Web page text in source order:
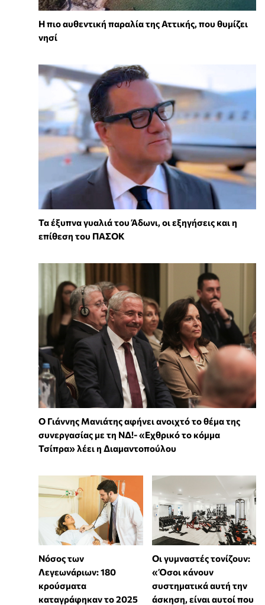
Η πιο αυθεντική παραλία της Αττικής, που θυμίζει
νησί
Τα έξυπνα γυαλιά του Άδωνι, οι εξηγήσεις και η
επίθεση του ΠΑΣΟΚ
Ο Γιάννης Μανιάτης αφήνει ανοιχτό το θέμα της
συνεργασίας με τη ΝΔ!- «Εχθρικό το κόμμα
Τσίπρα» λέει η Διαμαντοπούλου
Νόσος των
Λεγεωνάριων: 180
κρούσματα
καταγράφηκαν το 2025
Οι γυμναστές τονίζουν:
«Όσοι κάνουν
συστηματικά αυτή την
άσκηση, είναι αυτοί που